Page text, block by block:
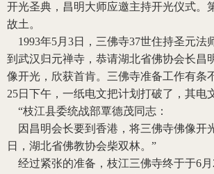
开光圣典，昌明大师应邀主持开光仪式。
故土。
1993年5月 3日，三佛寺37世住持圣元法
到武汉归元禅寺，恭请湖北省佛协会长昌
像开光，欣获首肯。三佛寺准备工作有条
25日下午，一纸电文把计划打破了，其电
“枝江县委统战部覃德茂同志：
因昌明会长要到香港，将三佛寺佛像开
日，湖北省佛教协会柴双林。”
经过紧张的准备，枝江三佛寺终于于6月